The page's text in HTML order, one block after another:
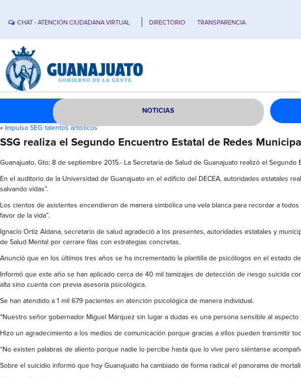
CHAT - ATENCIÓN CIUDADANA VIRTUAL DIRECTORIO TRANSPARENCIA
NOTICIAS
« Impulsa SEG talentos artísticos
SSG realiza el Segundo Encuentro Estatal de Redes
Guanajuato, Gto; 8 de septiembre 2015.- La Secretaría de Salud de Guanajuato realizó el
En el auditorio de la Universidad de Guanajuato en el edificio del DECEA, autoridades estatales
salvando vidas”.
Los cientos de asistentes encendieron de manera simbólica una vela blanca para recordar a
favor de la vida”.
Ignacio Ortiz Aldana, secretario de salud agradeció a los presentes, autoridades estatales y
de Salud Mental por cerrare filas con estrategias concretas.
Anunció que en los últimos tres años se ha incrementado la plantilla de psicólogos en el estado
Informó que este año se han aplicado cerca de 40 mil tamizajes de detección de riesgo suicida
alta sino cuenta con previa asesoría psicológica.
Se han atendido a 1 mil 679 pacientes en atención psicológica de manera individual.
“Nuestro señor gobernador Miguel Márquez sin lugar a dudas es una persona sensible al
Hizo un agradecimiento a los medios de comunicación porque gracias a ellos pueden transmitir
“No existen palabras de aliento porque nadie lo percibe hasta que lo vive pero siéntanse
Sobre el suicidio informó que hoy Guanajuato ha cambiado de forma radical el panorama de